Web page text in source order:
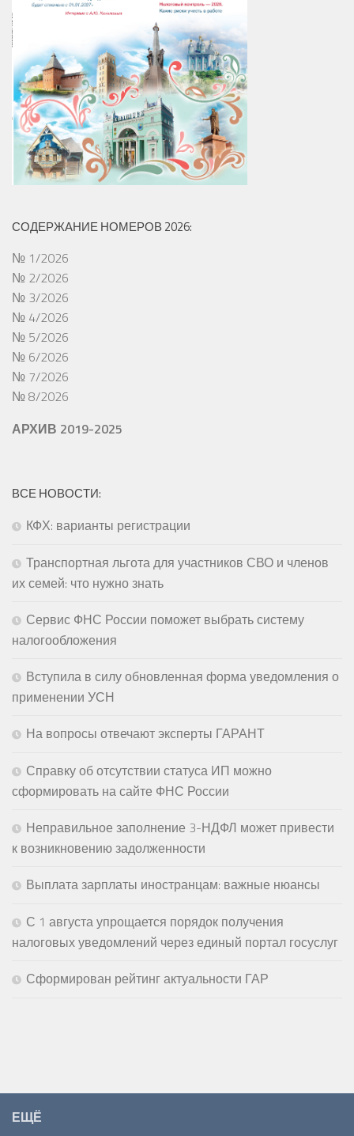
СОДЕРЖАНИЕ НОМЕРОВ 2026:
№ 1/2026
№ 2/2026
№ 3/2026
№ 4/2026
№ 5/2026
№ 6/2026
№ 7/2026
№ 8/2026
АРХИВ 2019-2025
ВСЕ НОВОСТИ:
КФХ: варианты регистрации
Транспортная льгота для участников СВО и членов
их семей: что нужно знать
Сервис ФНС России поможет выбрать систему
налогообложения
Вступила в силу обновленная форма уведомления о
применении УСН
На вопросы отвечают эксперты ГАРАНТ
Справку об отсутствии статуса ИП можно
сформировать на сайте ФНС России
Неправильное заполнение 3-НДФЛ может привести
к возникновению задолженности
Выплата зарплаты иностранцам: важные нюансы
С 1 августа упрощается порядок получения
налоговых уведомлений через единый портал госуслуг
Сформирован рейтинг актуальности ГАР
ЕЩЁ